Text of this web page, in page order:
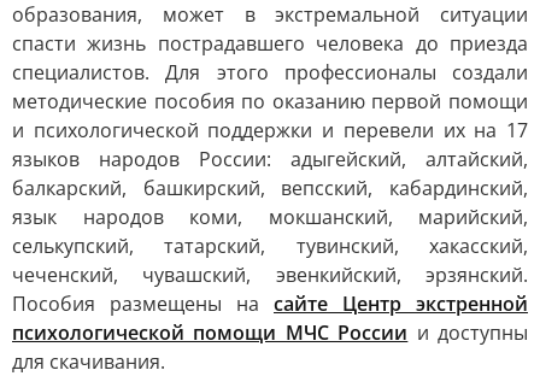
образования, может в экстремальной ситуации
спасти жизнь пострадавшего человека до приезда
специалистов. Для этого профессионалы создали
методические пособия по оказанию первой помощи
и психологической поддержки и перевели их на 17
языков народов России: адыгейский, алтайский,
балкарский, башкирский, вепсский, кабардинский,
язык народов коми, мокшанский, марийский,
селькупский, татарский, тувинский, хакасский,
чеченский, чувашский, эвенкийский, эрзянский.
Пособия размещены на сайте Центр экстренной
психологической помощи МЧС России и доступны
для скачивания.